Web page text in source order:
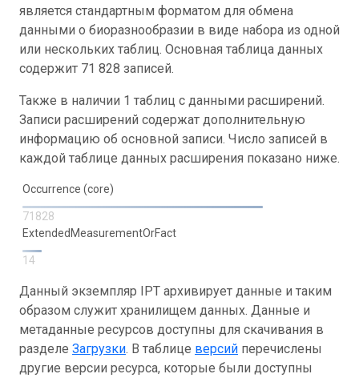
является стандартным форматом для обмена
данными о биоразнообразии в виде набора из одной
или нескольких таблиц. Основная таблица данных
содержит 71 828 записей.
Также в наличии 1 таблиц с данными расширений.
Записи расширений содержат дополнительную
информацию об основной записи. Число записей в
каждой таблице данных расширения показано ниже.
Occurrence (core)
71828
ExtendedMeasurementOrFact
14
Данный экземпляр IPT архивирует данные и таким
образом служит хранилищем данных. Данные и
метаданные ресурсов доступны для скачивания в
разделе Загрузки. В таблице версий перечислены
другие версии ресурса, которые были доступны